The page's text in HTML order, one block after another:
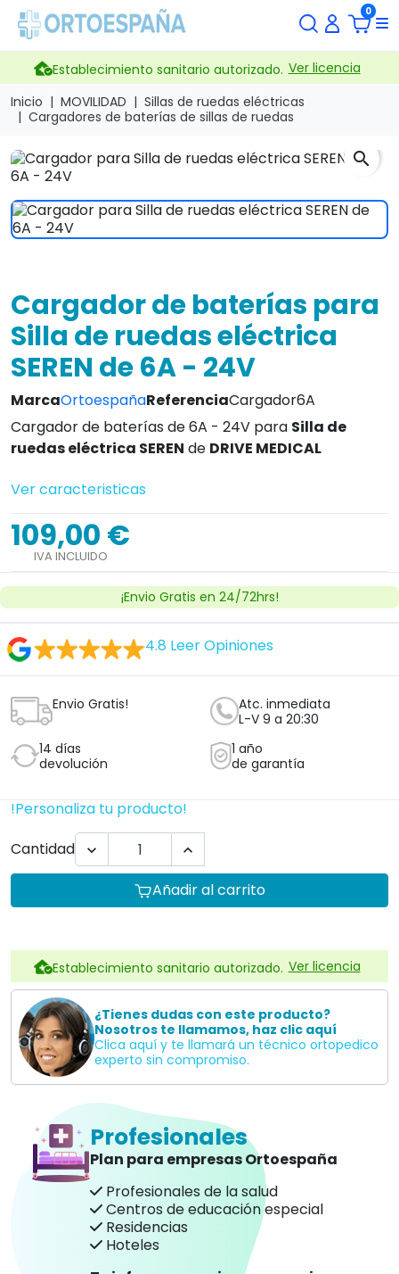
0
Establecimiento sanitario autorizado. Ver licencia
Inicio
MOVILIDAD
Sillas de ruedas eléctricas
Cargadores de baterías de sillas de ruedas
search
Cargador de baterías para
Silla de ruedas eléctrica
SEREN de 6A - 24V
MarcaOrtoespañaReferenciaCargador6A
Cargador de baterías de 6A - 24V para Silla de
ruedas eléctrica SEREN de DRIVE MEDICAL
Ver caracteristicas
109,00 €
IVA INCLUIDO
¡Envio Gratis en 24/72hrs!
4.8 Leer Opiniones
Envio Gratis!
Atc. inmediata
L-V 9 a 20:30
14 días
devolución
1 año
de garantía
!Personaliza tu producto!
Cantidad
 
Añadir al carrito
Establecimiento sanitario autorizado. Ver licencia
¿Tienes dudas con este producto?
Nosotros te llamamos, haz clic aquí
Clica aquí y te llamará un técnico ortopedico
experto sin compromiso.
Profesionales
Plan para empresas Ortoespaña
Profesionales de la salud
Centros de educación especial
Residencias
Hoteles